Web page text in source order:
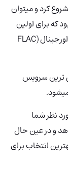
را شروع کرد و میتوان
برای اولین
بار تمامی موسیقی های جهان را با کیفیت سی دی اورجینال (FLAC
ترین سرویس
نظر شما
و در عین حال
انتخاب برای